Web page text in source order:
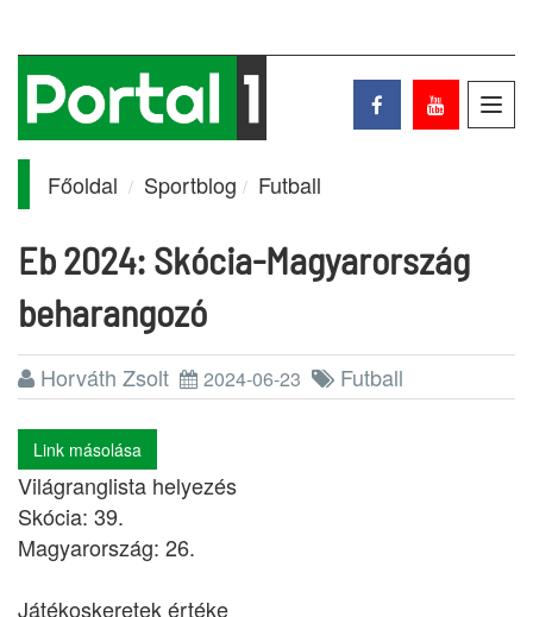
Főoldal Sportblog Futball
Eb 2024: Skócia-Magyarország
beharangozó
Horváth Zsolt 2024-06-23 Futball
Link másolása
Világranglista helyezés
Skócia: 39.
Magyarország: 26.
Játékoskeretek értéke